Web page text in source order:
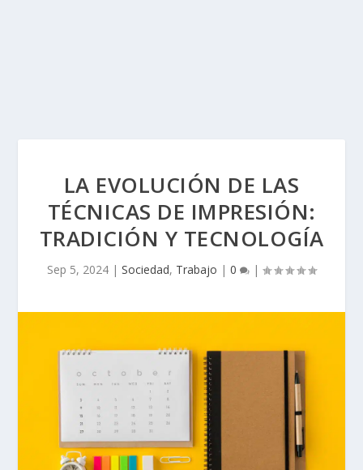
LA EVOLUCIÓN DE LAS
TÉCNICAS DE IMPRESIÓN:
TRADICIÓN Y TECNOLOGÍA
Sep 5, 2024 | Sociedad, Trabajo | 0 |